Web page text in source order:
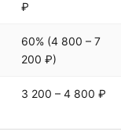
₽
60% (4 800 – 7
200 ₽)
3 200 – 4 800 ₽